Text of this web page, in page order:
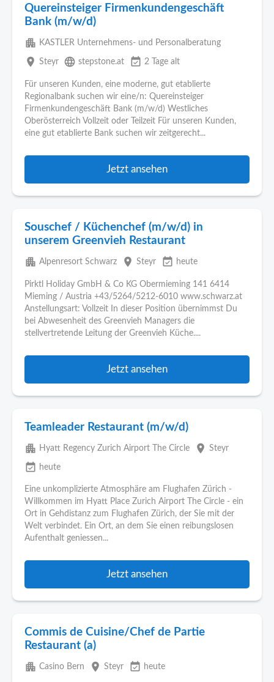
Quereinsteiger Firmenkundengeschäft
Bank (m/w/d)
apartment KASTLER Unternehmens- und Personalberatung
place Steyr language stepstone.at event_available 2 Tage alt
Für unseren Kunden, eine moderne, gut etablierte
Regionalbank suchen wir eine/n: Quereinsteiger
Firmenkundengeschäft Bank (m/w/d) Westliches
Oberösterreich Vollzeit oder Teilzeit Für unseren Kunden,
eine gut etablierte Bank suchen wir zeitgerecht...
Jetzt ansehen
Souschef / Küchenchef (m/w/d) in
unserem Greenvieh Restaurant
apartment Alpenresort Schwarz place Steyr event_available heute
Pirktl Holiday GmbH & Co KG Obermieming 141 6414
Mieming / Austria +43/5264/5212-6010 www.schwarz.at
Anstellungsart: Vollzeit In dieser Position übernimmst Du
bei Abwesenheit des Greenvieh Managers die
stellvertretende Leitung der Greenvieh Küche....
Jetzt ansehen
Teamleader Restaurant (m/w/d)
apartment Hyatt Regency Zurich Airport The Circle place Steyr
event_available heute
Eine unkomplizierte Atmosphäre am Flughafen Zürich -
Willkommen im Hyatt Place Zurich Airport The Circle - ein
Ort in Gehdistanz zum Flughafen Zürich, der Sie mit der
Welt verbindet. Ein Ort, an dem Sie einen reibungslosen
Aufenthalt geniessen...
Jetzt ansehen
Commis de Cuisine/Chef de Partie
Restaurant (a)
apartment Casino Bern place Steyr event_available heute